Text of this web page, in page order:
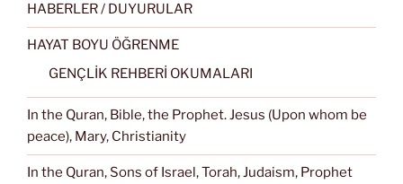
HABERLER / DUYURULAR
HAYAT BOYU ÖĞRENME
GENÇLİK REHBERİ OKUMALARI
In the Quran, Bible, the Prophet. Jesus (Upon whom be
peace), Mary, Christianity
In the Quran, Sons of Israel, Torah, Judaism, Prophet